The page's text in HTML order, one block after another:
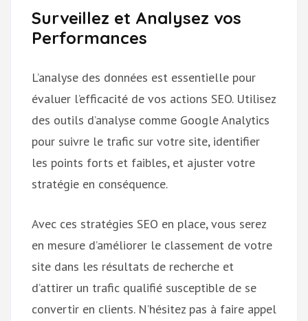
Surveillez et Analysez vos
Performances
L’analyse des données est essentielle pour
évaluer l’efficacité de vos actions SEO. Utilisez
des outils d’analyse comme Google Analytics
pour suivre le trafic sur votre site, identifier
les points forts et faibles, et ajuster votre
stratégie en conséquence.
Avec ces stratégies SEO en place, vous serez
en mesure d’améliorer le classement de votre
site dans les résultats de recherche et
d’attirer un trafic qualifié susceptible de se
convertir en clients. N’hésitez pas à faire appel